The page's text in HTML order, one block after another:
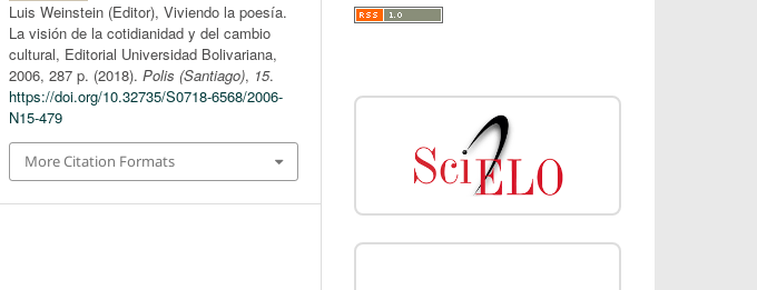
Luis Weinstein (Editor), Viviendo la poesía.
La visión de la cotidianidad y del cambio
cultural, Editorial Universidad Bolivariana,
2006, 287 p. (2018).Polis (Santiago), 15.
https://doi.org/10.32735/S0718-6568/2006-
N15-479
More Citation Formats